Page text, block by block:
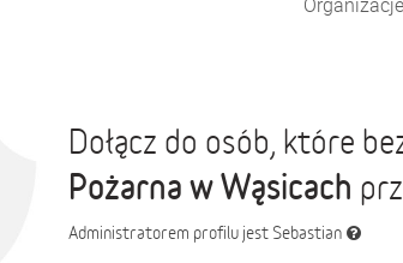
Dołącz do osób, które
Pożarna w Wąsicach
Administratorem profilu jest Sebastian